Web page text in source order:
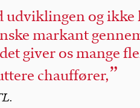
udviklingen og ikke
markant
giver os mange
chauffører,